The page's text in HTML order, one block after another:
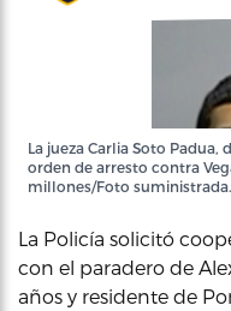
La jueza Carlia Soto
orden de arresto contra
millones/Foto suministrada.
La Policía solicitó
con el paradero de
años y residente de